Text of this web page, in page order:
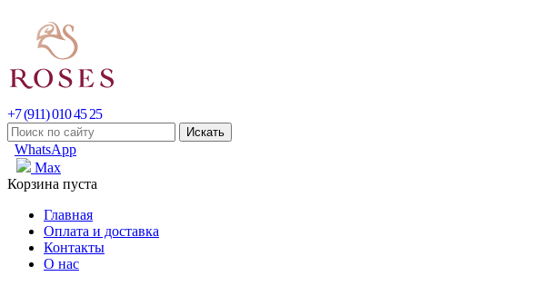
+7 (911) 010 45 25
WhatsApp
Max
Корзина пуста
Главная
Оплата и доставка
Контакты
О нас